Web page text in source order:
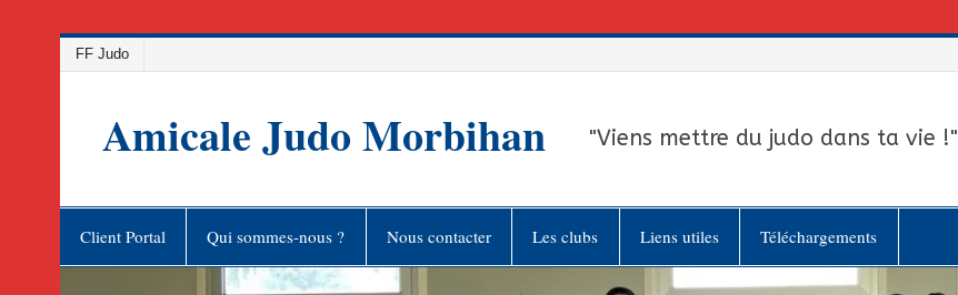
FF Judo
Amicale Judo Morbihan "Viens mettre du judo dans ta vie !"
Client Portal Qui sommes-nous ? Nous contacter Les clubs Liens utiles Téléchargements